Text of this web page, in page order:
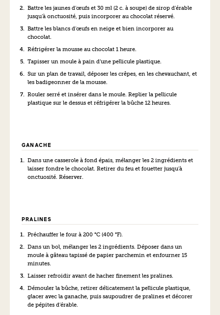
Battre les jaunes d’œufs et 30 ml (2 c. à soupe) de sirop d’érable
jusqu’à onctuosité, puis incorporer au chocolat réservé.
Battre les blancs d’œufs en neige et bien incorporer au
chocolat.
Réfrigérer la mousse au chocolat 1 heure.
Tapisser un moule à pain d’une pellicule plastique.
Sur un plan de travail, déposer les crêpes, en les chevauchant, et
les badigeonner de la mousse.
Rouler serré et insérer dans le moule. Replier la pellicule
plastique sur le dessus et réfrigérer la bûche 12 heures.
GANACHE
Dans une casserole à fond épais, mélanger les 2 ingrédients et
laisser fondre le chocolat. Retirer du feu et fouetter jusqu’à
onctuosité. Réserver.
PRALINES
Préchauffer le four à 200 °C (400 °F).
Dans un bol, mélanger les 2 ingrédients. Déposer dans un
moule à gâteau tapissé de papier parchemin et enfourner 15
minutes.
Laisser refroidir avant de hacher finement les pralines.
Démouler la bûche, retirer délicatement la pellicule plastique,
glacer avec la ganache, puis saupoudrer de pralines et décorer
de pépites d’érable.